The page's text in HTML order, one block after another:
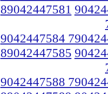
89042447581
9042447584
89042447585
9042447588